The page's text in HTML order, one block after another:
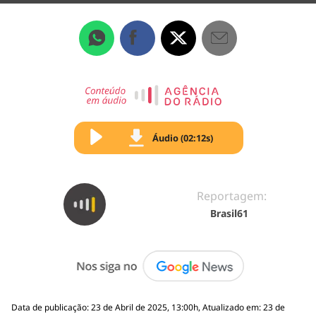
Áudio (02:12s)
Reportagem:
Brasil61
Data de publicação: 23 de Abril de 2025, 13:00h, Atualizado em: 23 de